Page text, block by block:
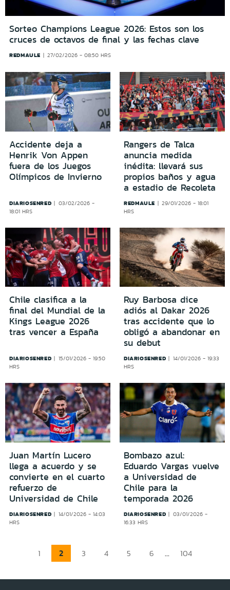
Sorteo Champions League 2026: Estos son los
cruces de octavos de final y las fechas clave
REDMAULE 27/02/2026 - 08:50 HRS
Accidente deja a
Henrik Von Appen
fuera de los Juegos
Olímpicos de Invierno
DIARIOSENRED
03/02/2026 -
18:01 HRS
Rangers de Talca
anuncia medida
inédita: llevará sus
propios baños y agua
a estadio de Recoleta
REDMAULE
29/01/2026 - 18:01
HRS
Chile clasifica a la
final del Mundial de la
Kings League 2026
tras vencer a España
DIARIOSENRED
15/01/2026 - 19:50
HRS
Ruy Barbosa dice
adiós al Dakar 2026
tras accidente que lo
obligó a abandonar en
su debut
DIARIOSENRED
14/01/2026 - 19:33
HRS
Juan Martín Lucero
llega a acuerdo y se
convierte en el cuarto
refuerzo de
Universidad de Chile
DIARIOSENRED
14/01/2026 - 14:03
HRS
Bombazo azul:
Eduardo Vargas vuelve
a Universidad de
Chile para la
temporada 2026
DIARIOSENRED
03/01/2026 -
16:33 HRS
1 2 3 4 5 6 ... 104